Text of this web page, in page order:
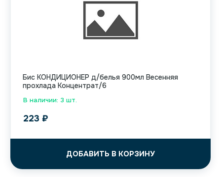
В наличии: 3 шт.
Бис КОНДИЦИОНЕР д/белья 900мл Весенняя
прохлада Концентрат/6
223 ₽
ДОБАВИТЬ В КОРЗИНУ